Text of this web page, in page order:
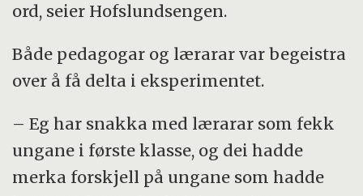
ord, seier Hofslundsengen.
Både pedagogar og lærarar var begeistra
over å få delta i eksperimentet.
– Eg har snakka med lærarar som fekk
ungane i første klasse, og dei hadde
merka forskjell på ungane som hadde